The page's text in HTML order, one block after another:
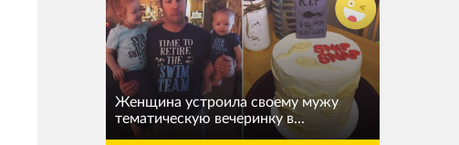
Женщина устроила своему мужу
тематическую вечеринку в...